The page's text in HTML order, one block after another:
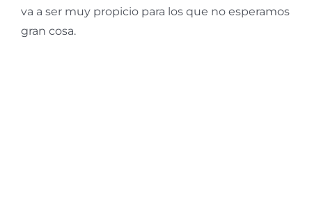
va a ser muy propicio para los que no esperamos
gran cosa.